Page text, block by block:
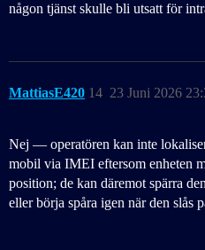
någon tjänst skulle bli utsatt för
MattiasE420 23 Juni 2026
14
Nej — operatören kan inte
mobil via IMEI eftersom enheten
position; de kan däremot spärra
eller börja spåra igen när den slås